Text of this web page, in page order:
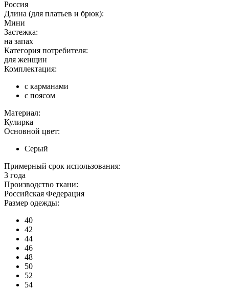
Россия
Длина (для платьев и брюк):
Мини
Застежка:
на запах
Категория потребителя:
для женщин
Комплектация:
с карманами
с поясом
Материал:
Кулирка
Основной цвет:
Серый
Примерный срок использования:
3 года
Производство ткани:
Российская Федерация
Размер одежды:
40
42
44
46
48
50
52
54